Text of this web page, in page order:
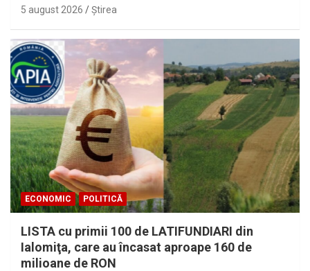
5 august 2026 Ştirea
ECONOMIC POLITICĂ
LISTA cu primii 100 de LATIFUNDIARI din
Ialomiţa, care au încasat aproape 160 de
milioane de RON